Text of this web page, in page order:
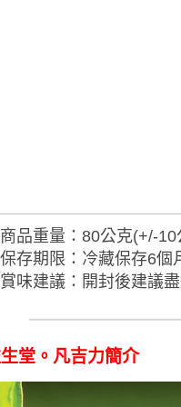
品重量：80公克(+/-10
存期限：冷藏保存6個
味建議：開封後建議
堂。凡吉力簡介